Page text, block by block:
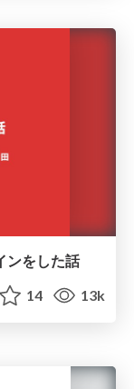
ンをした話
14 13k